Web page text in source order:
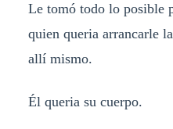
Le tomó todo lo posible
quien queria arrancarle
allí mismo.
Él queria su cuerpo.